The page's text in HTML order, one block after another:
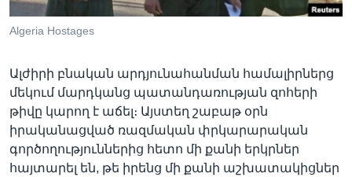
Algeria Hostages
Ալժիրի բնական արդյունահանման համալիրներց
մեկում մարդկանց պատանդառության զոհերի
թիվը կարող է աճել։ Այստեղ շաբաթ օրն
իրականացված ռազմական փրկարարական
գործողություններից հետո մի քանի երկրներ
հայտարել են, թե իրենց մի քանի աշխատակիցներ